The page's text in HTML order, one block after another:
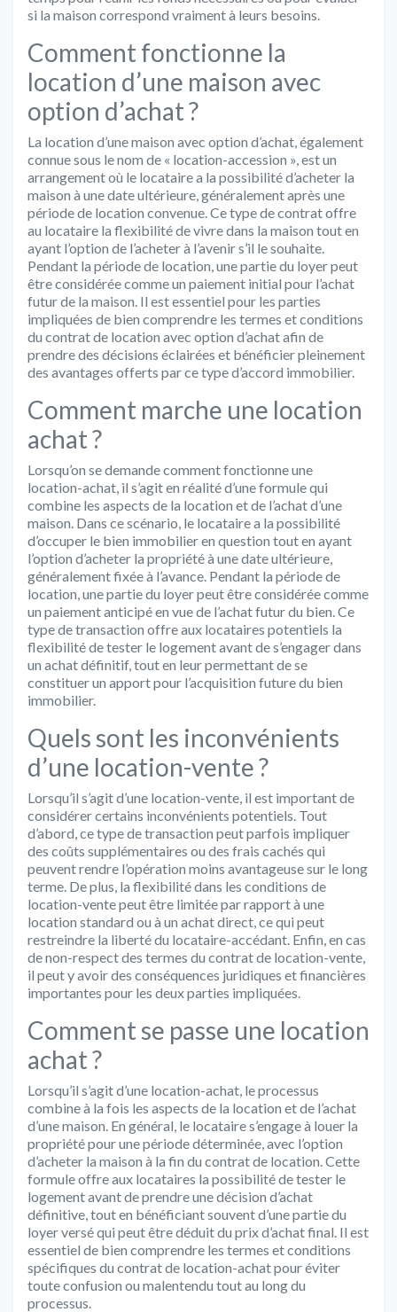
si la maison correspond vraiment à leurs besoins.
Comment fonctionne la
location d’une maison avec
option d’achat ?
La location d’une maison avec option d’achat, également
connue sous le nom de « location-accession », est un
arrangement où le locataire a la possibilité d’acheter la
maison à une date ultérieure, généralement après une
période de location convenue. Ce type de contrat offre
au locataire la flexibilité de vivre dans la maison tout en
ayant l’option de l’acheter à l’avenir s’il le souhaite.
Pendant la période de location, une partie du loyer peut
être considérée comme un paiement initial pour l’achat
futur de la maison. Il est essentiel pour les parties
impliquées de bien comprendre les termes et conditions
du contrat de location avec option d’achat afin de
prendre des décisions éclairées et bénéficier pleinement
des avantages offerts par ce type d’accord immobilier.
Comment marche une location
achat ?
Lorsqu’on se demande comment fonctionne une
location-achat, il s’agit en réalité d’une formule qui
combine les aspects de la location et de l’achat d’une
maison. Dans ce scénario, le locataire a la possibilité
d’occuper le bien immobilier en question tout en ayant
l’option d’acheter la propriété à une date ultérieure,
généralement fixée à l’avance. Pendant la période de
location, une partie du loyer peut être considérée comme
un paiement anticipé en vue de l’achat futur du bien. Ce
type de transaction offre aux locataires potentiels la
flexibilité de tester le logement avant de s’engager dans
un achat définitif, tout en leur permettant de se
constituer un apport pour l’acquisition future du bien
immobilier.
Quels sont les inconvénients
d’une location-vente ?
Lorsqu’il s’agit d’une location-vente, il est important de
considérer certains inconvénients potentiels. Tout
d’abord, ce type de transaction peut parfois impliquer
des coûts supplémentaires ou des frais cachés qui
peuvent rendre l’opération moins avantageuse sur le long
terme. De plus, la flexibilité dans les conditions de
location-vente peut être limitée par rapport à une
location standard ou à un achat direct, ce qui peut
restreindre la liberté du locataire-accédant. Enfin, en cas
de non-respect des termes du contrat de location-vente,
il peut y avoir des conséquences juridiques et financières
importantes pour les deux parties impliquées.
Comment se passe une location
achat ?
Lorsqu’il s’agit d’une location-achat, le processus
combine à la fois les aspects de la location et de l’achat
d’une maison. En général, le locataire s’engage à louer la
propriété pour une période déterminée, avec l’option
d’acheter la maison à la fin du contrat de location. Cette
formule offre aux locataires la possibilité de tester le
logement avant de prendre une décision d’achat
définitive, tout en bénéficiant souvent d’une partie du
loyer versé qui peut être déduit du prix d’achat final. Il est
essentiel de bien comprendre les termes et conditions
spécifiques du contrat de location-achat pour éviter
toute confusion ou malentendu tout au long du
processus.